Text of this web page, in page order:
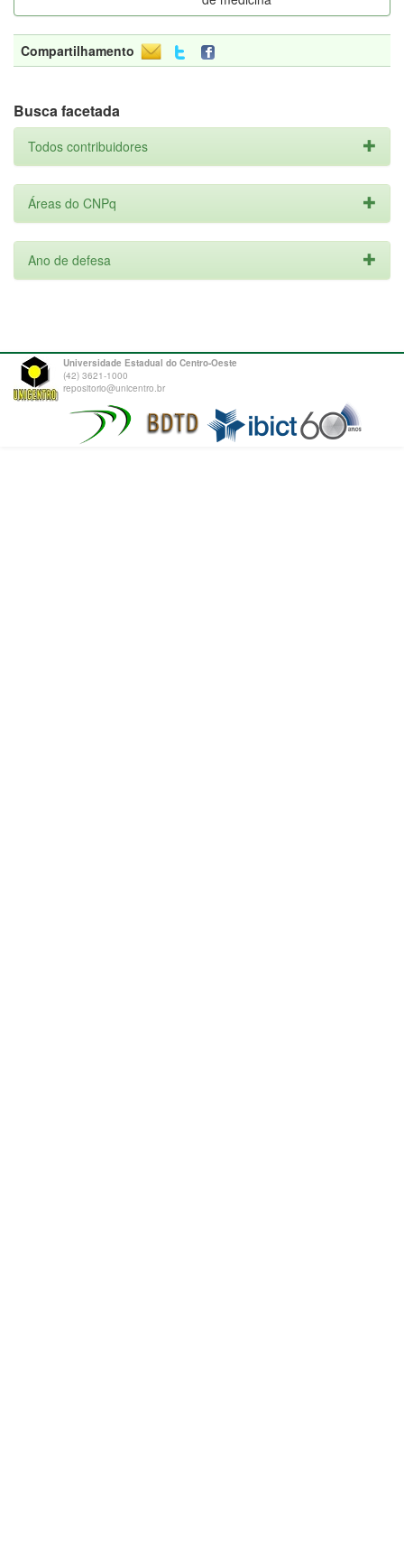
Compartilhamento
Busca facetada
Todos contribuidores
Áreas do CNPq
Ano de defesa
Universidade Estadual do Centro-Oeste
(42) 3621-1000
repositorio@unicentro.br